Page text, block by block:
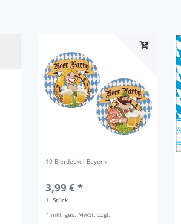
10 Bierdeckel Bayern
3,99 € *
1
Stück
* inkl. ges. MwSt. zzgl.